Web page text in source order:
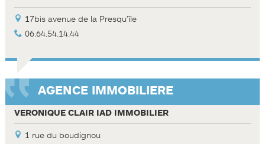
17bis avenue de la Presqu'île
06.64.54.14.44
AGENCE IMMOBILIERE
VERONIQUE CLAIR IAD IMMOBILIER
1 rue du boudignou